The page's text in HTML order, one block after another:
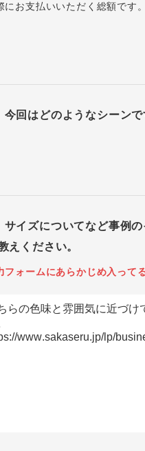
にお支払いいただく総額です。
今回はどのようなシーンで
サイズについてなど事例
えください。
ォームにあらかじめ入って